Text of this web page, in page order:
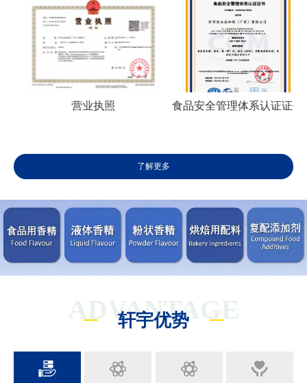
营业执照 食品安全管理体系认证证书
了解更多
ADVANTAGE
轩宇优势